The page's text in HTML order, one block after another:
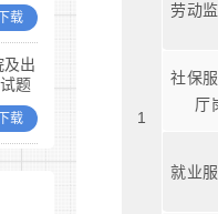
下载
及出
题
下载 1
劳动
社保
厅
就业